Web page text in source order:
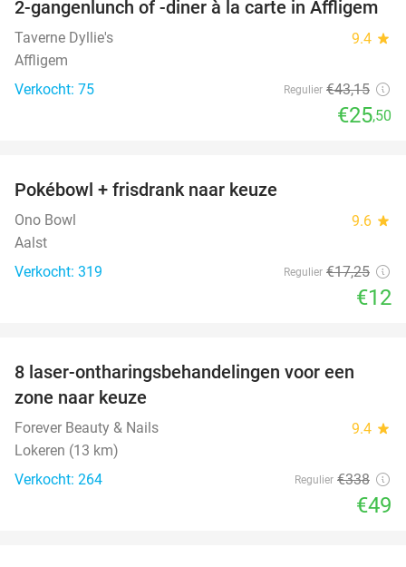
41%
2-gangenlunch of -diner à la carte in Affligem
Taverne Dyllie's 9.4 star
Affligem
Verkocht: 75
Regulier €43,15
€25,50
Pokébowl + frisdrank naar keuze
Ono Bowl 9.6 star
Aalst
Verkocht: 319
Regulier €17,25
€12
86%
8 laser-ontharingsbehandelingen voor een
zone naar keuze
Forever Beauty & Nails 9.4 star
Lokeren (13 km)
Verkocht: 264
Regulier €338
€49